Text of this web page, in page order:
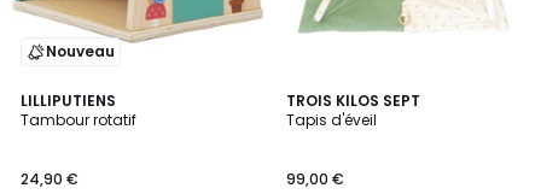
Nouveau
LILLIPUTIENS
Tambour rotatif
24,90 €
TROIS KILOS SEPT
Tapis d'éveil
99,00 €